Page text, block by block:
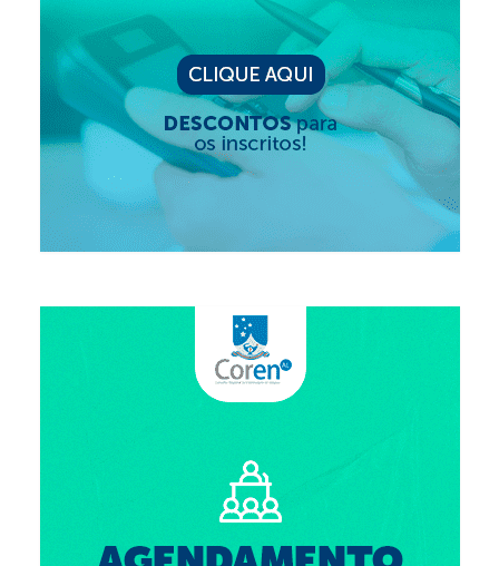
Legislações
Decisões
Portarias
Resoluções
Desagravo Público
Processos Éticos
Suspensão do Exercício Profissional
Clube de Vantagens